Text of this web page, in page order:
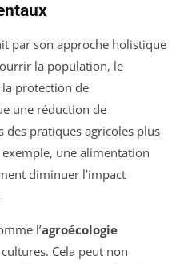
par son approche holistique
la population, le
protection de
une réduction de
des pratiques agricoles plus
une alimentation
diminuer l’impact
l’agroécologie
Cela peut non